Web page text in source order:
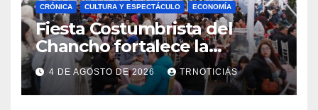
CRÓNICA CULTURA Y ESPECTÁCULO ECONOMÍA
Fiesta Costumbrista del
Chancho fortalece la
economía local con positivo
impacto en la hotelería y el
emprendimiento
4 DE AGOSTO DE 2026 TRNOTICIAS